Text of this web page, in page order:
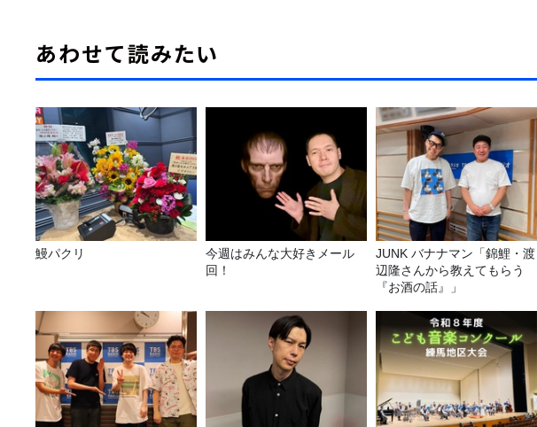
あわせて読みたい
鰻パクリ
今週はみんな大好きメール
回！
JUNK バナナマン「錦鯉・渡
辺隆さんから教えてもらう
『お酒の話』」